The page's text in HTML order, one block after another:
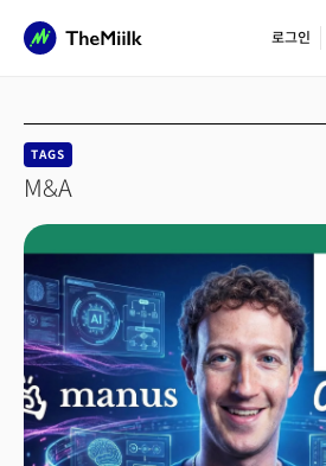
로그인
TAGS
M&A